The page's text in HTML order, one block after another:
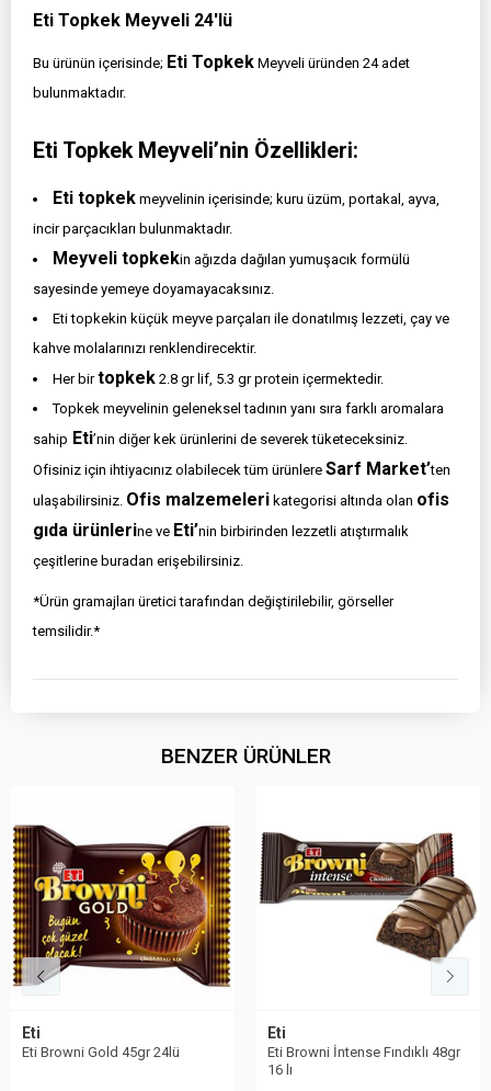
Eti Topkek Meyveli 24'lü
Bu ürünün içerisinde; Eti Topkek Meyveli üründen 24 adet
bulunmaktadır.
Eti Topkek Meyveli’nin Özellikleri:
Eti topkek meyvelinin içerisinde; kuru üzüm, portakal, ayva,
incir parçacıkları bulunmaktadır.
Meyveli topkekin ağızda dağılan yumuşacık formülü
sayesinde yemeye doyamayacaksınız.
Eti topkekin küçük meyve parçaları ile donatılmış lezzeti, çay ve
kahve molalarınızı renklendirecektir.
Her birtopkek 2.8 gr lif, 5.3 gr protein içermektedir.
Topkek meyvelinin geleneksel tadının yanı sıra farklı aromalara
sahip Eti’nin diğer kek ürünlerini de severek tüketeceksiniz.
Ofisiniz için ihtiyacınız olabilecek tüm ürünlere Sarf Market’ten
ulaşabilirsiniz. Ofis malzemeleri kategorisi altında olan ofis
gıda ürünlerine ve Eti’nin birbirinden lezzetli atıştırmalık
çeşitlerine buradan erişebilirsiniz.
*Ürün gramajları üretici tarafından değiştirilebilir, görseller
temsilidir.*
BENZER ÜRÜNLER
Eti
Eti Browni Gold 45gr 24lü
Eti
Eti Browni İntense Fındıklı 48gr
16 lı